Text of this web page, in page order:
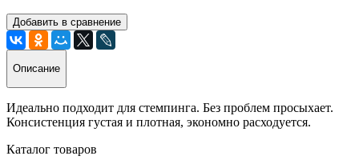
Добавить в сравнение
Описание
Идеально подходит для стемпинга. Без проблем просыхает.
Консистенция густая и плотная, экономно расходуется.
Каталог товаров